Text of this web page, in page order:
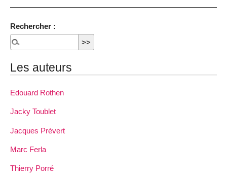
Rechercher :
Les auteurs
Edouard Rothen
Jacky Toublet
Jacques Prévert
Marc Ferla
Thierry Porré